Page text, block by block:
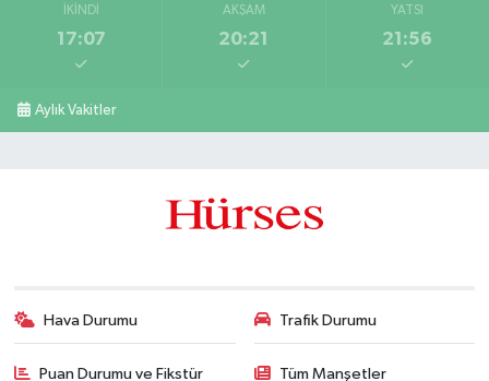
İKINDI
17:07
AKŞAM
20:21
YATSI
21:56
Aylık Vakitler
Hava Durumu Trafik Durumu
Puan Durumu ve Fikstür Tüm Manşetler